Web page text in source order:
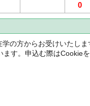
0
の方からお受けいたしま
す。申込む際はCookie